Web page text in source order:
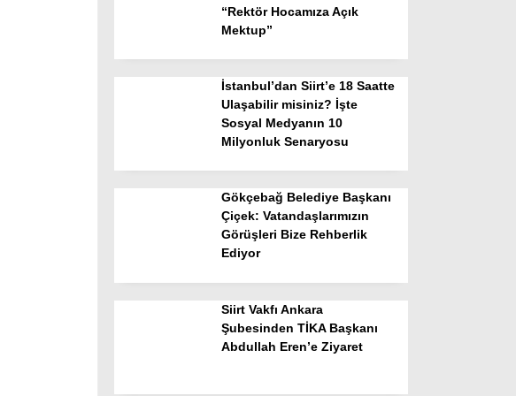
“Rektör Hocamıza Açık
Mektup”
İstanbul’dan Siirt’e 18 Saatte
Ulaşabilir misiniz? İşte
Sosyal Medyanın 10
Milyonluk Senaryosu
Gökçebağ Belediye Başkanı
Çiçek: Vatandaşlarımızın
Görüşleri Bize Rehberlik
Ediyor
Siirt Vakfı Ankara
Şubesinden TİKA Başkanı
Abdullah Eren’e Ziyaret